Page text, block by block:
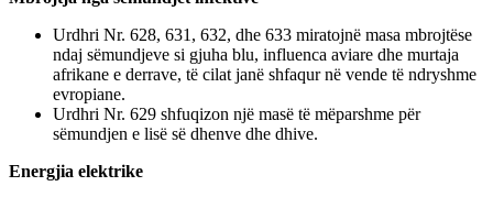
Urdhri Nr. 628, 631, 632, dhe 633 miratojnë masa mbrojtëse
ndaj sëmundjeve si gjuha blu, influenca aviare dhe murtaja
afrikane e derrave, të cilat janë shfaqur në vende të ndryshme
evropiane.
Urdhri Nr. 629 shfuqizon një masë të mëparshme për
sëmundjen e lisë së dhenve dhe dhive.
Energjia elektrike